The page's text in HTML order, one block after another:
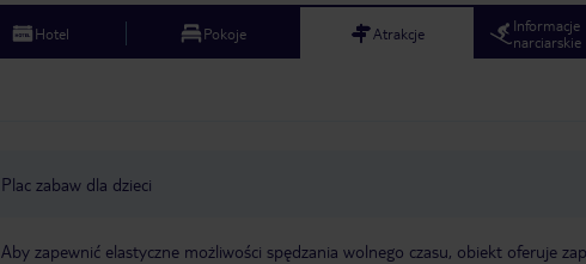
Hotel Pokoje Atrakcje
Informacje
narciarskie
Plac zabaw dla dzieci
Aby zapewnić elastyczne możliwości spędzania wolnego czasu, obiekt oferuje